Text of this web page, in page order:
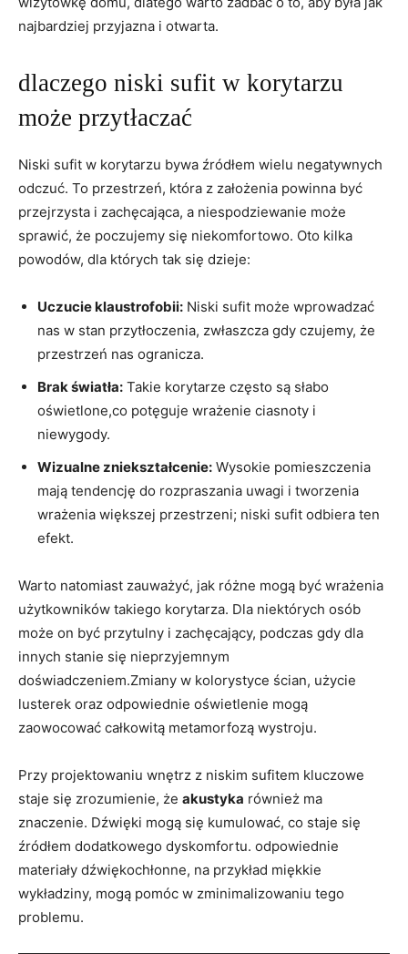
najbardziej przyjazna i otwarta.
dlaczego niski sufit w korytarzu
może przytłaczać
Niski sufit w korytarzu bywa źródłem wielu negatywnych
odczuć. To przestrzeń, która z założenia powinna być
przejrzysta i zachęcająca, a niespodziewanie może
sprawić, że poczujemy się niekomfortowo. Oto kilka
powodów, dla których tak się dzieje:
Uczucie klaustrofobii: Niski sufit może wprowadzać
nas w stan przytłoczenia, zwłaszcza gdy czujemy, że
przestrzeń nas ogranicza.
Brak światła: Takie korytarze często są słabo
oświetlone,co potęguje wrażenie ciasnoty i
niewygody.
Wizualne zniekształcenie: Wysokie pomieszczenia
mają tendencję do rozpraszania uwagi i tworzenia
wrażenia większej przestrzeni; niski sufit odbiera ten
efekt.
Warto natomiast zauważyć, jak różne mogą być wrażenia
użytkowników takiego korytarza. Dla niektórych osób
może on być przytulny i zachęcający, podczas gdy dla
innych stanie się nieprzyjemnym
doświadczeniem.Zmiany w kolorystyce ścian, użycie
lusterek oraz odpowiednie oświetlenie mogą
zaowocować całkowitą metamorfozą wystroju.
Przy projektowaniu wnętrz z niskim sufitem kluczowe
staje się zrozumienie, że akustyka również ma
znaczenie. Dźwięki mogą się kumulować, co staje się
źródłem dodatkowego dyskomfortu. odpowiednie
materiały dźwiękochłonne, na przykład miękkie
wykładziny, mogą pomóc w zminimalizowaniu tego
problemu.